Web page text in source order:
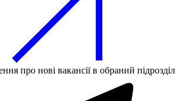
про нові вакансії в обраний підрозділ